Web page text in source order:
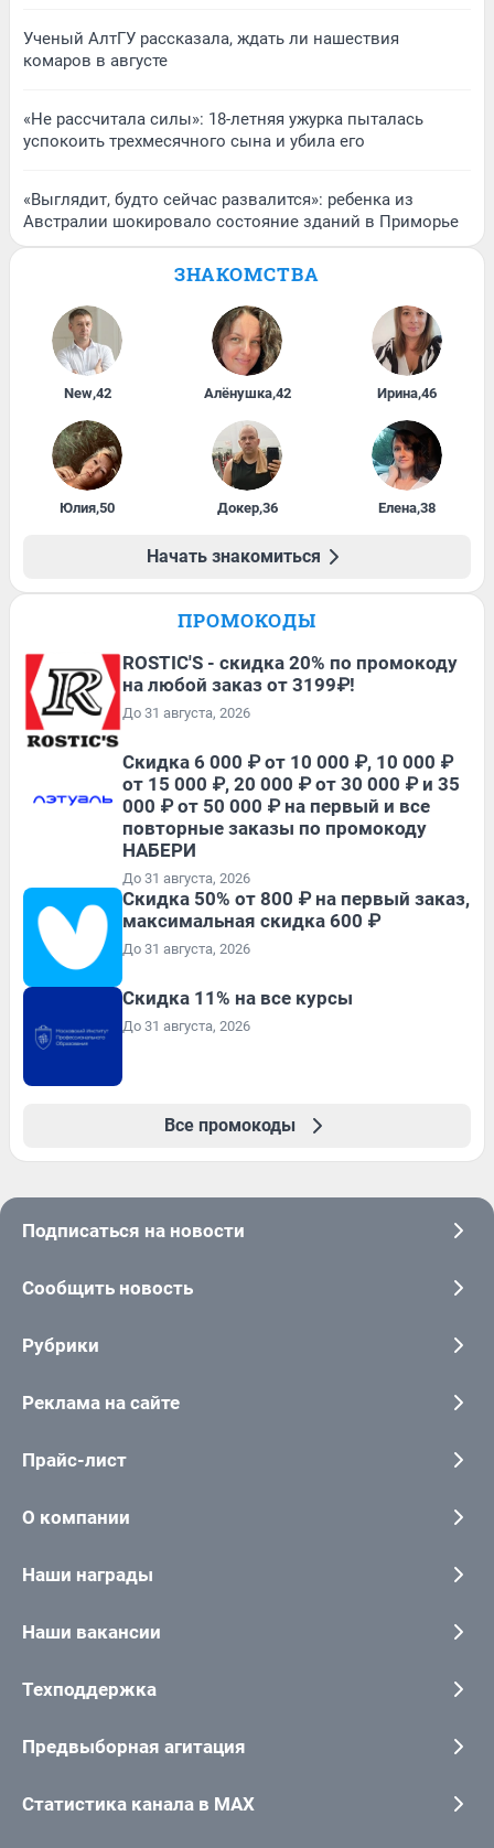
Ученый АлтГУ рассказала, ждать ли нашествия
комаров в августе
«Не рассчитала силы»: 18-летняя ужурка пыталась
успокоить трехмесячного сына и убила его
«Выглядит, будто сейчас развалится»: ребенка из
Австралии шокировало состояние зданий в Приморье
ЗНАКОМСТВА
New,42 Алёнушка,42 Ирина,46
Юлия,50 Докер,36 Елена,38
Начать знакомиться
ПРОМОКОДЫ
ROSTIC'S - скидка 20% по промокоду
на любой заказ от 3199₽!
До 31 августа, 2026
Скидка 6 000 ₽ от 10 000 ₽, 10 000 ₽
от 15 000 ₽, 20 000 ₽ от 30 000 ₽ и 35
000 ₽ от 50 000 ₽ на первый и все
повторные заказы по промокоду
НАБЕРИ
До 31 августа, 2026
Скидка 50% от 800 ₽ на первый заказ,
максимальная скидка 600 ₽
До 31 августа, 2026
Скидка 11% на все курсы
До 31 августа, 2026
Все промокоды
Подписаться на новости
Сообщить новость
Рубрики
Реклама на сайте
Прайс-лист
О компании
Наши награды
Наши вакансии
Техподдержка
Предвыборная агитация
Статистика канала в MAX